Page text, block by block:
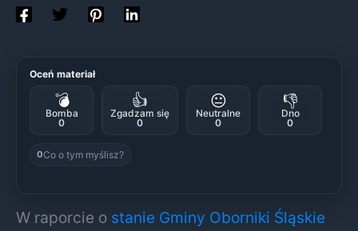
Oceń materiał
💣
Bomba
0
👍
Zgadzam się
0
😐
Neutralne
0
👎
Dno
0
0Co o tym myślisz?
W raporcie o stanie Gminy Oborniki Śląskie